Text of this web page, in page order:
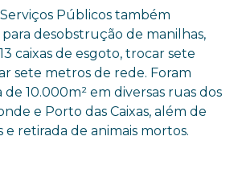
Públicos também
desobstrução de manilhas,
caixas de esgoto, trocar sete
sete metros de rede. Foram
10.000m² em diversas ruas dos
e Porto das Caixas, além de
e retirada de animais mortos.